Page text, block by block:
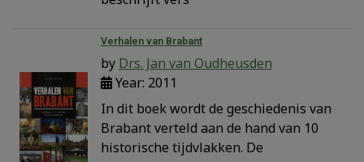
Verhalen van Brabant
by Drs. Jan van Oudheusden
Year: 2011
In dit boek wordt de geschiedenis van
Brabant verteld aan de hand van 10
historische tijdvlakken. De